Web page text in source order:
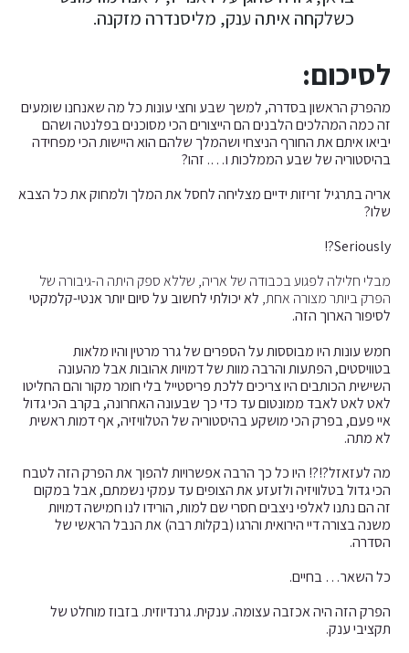
כשלקחה איתה ענק, מליסנדרה מזקנה.
לסיכום:
מהפרק הראשון בסדרה, למשך שבע וחצי עונות כל מה שאנחנו שומעים
זה כמה המהלכים הלבנים הם הייצורים הכי מסוכנים בפלנטה ושהם
יביאו איתם את החורף הניצחי ושהמלך שלהם הוא היישות הכי מפחידה
בהיסטוריה של שבע הממלכות ו…. זהו?
אריה בתרגיל זריזות ידיים מצליחה לחסל את המלך ולמחוק את כל הצבא
שלו?
Seriously?!
מבלי חלילה לפגוע בכבודה של אריה, שללא ספק היתה ה-גיבורה של
הפרק ביותר מצורה אחת, לא יכולתי לחשוב על סיום יותר אנטי-קלמקטי
לסיפור הארוך הזה.
חמש עונות היו מבוססות על הספרים של גרר מרטין והיו מלאות
בטוויסטים, הפתעות והרבה מוות של דמויות אהובות אבל מהעונה
השישית הכותבים היו צריכים ללכת פריסטייל בלי חומר מקור והם החליטו
לאט לאט לאבד ממונטום עד כדי כך שבעונה האחרונה, בקרב הכי גדול
איי פעם, בפרק הכי מושקע בהיסטוריה של הטלוויזיה, אף דמות ראשית
לא מתה.
מה לעזאזל?!?! היו כל כך הרבה אפשרויות להפוך את הפרק הזה לטבח
הכי גדול בטלוויזיה ולזעזע את הצופים עד עמקי נשמתם, אבל במקום
זה הם נתנו לאלפי ניצבים חסרי שם למות, הורידו לנו חמישה דמויות
משנה בצורה דיי הירואית והרגו (בקלות רבה) את הנבל הראשי של
הסדרה.
כל השאר… בחיים.
הפרק הזה היה אכזבה עצומה. ענקית. גרנדיוזית. בזבוז מוחלט של
תקציבי ענק.